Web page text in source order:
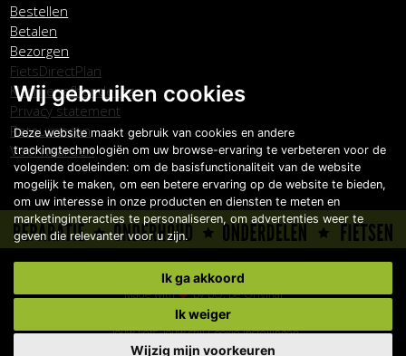
Bestellen
Betalen
Bezorgen
FietsDirectPlan
Klachtenafhandeling
Privacy statement
Retourneren
Voorwaarden
Copyright © Carlo Boonstra de Fietsspecialist 2026
Made with
byBO. Be Original
Powered byBO Creator DXP®
Jouw fiets, jouw stijlCookie instellingen
Wij gebruiken cookies
Deze website maakt gebruik van cookies en andere
trackingtechnologiën om uw browse-ervaring te verbeteren voor de
volgende doeleinden: om de basisfunctionaliteit van de website
mogelijk te maken, om een betere ervaring op de website te bieden,
om uw interesse in onze producten en diensten te meten en
marketinginteracties te personaliseren, om advertenties weer te
geven die relevanter voor u zijn.
Ik ga akkoord
Ik weiger
Wijzig mijn voorkeuren